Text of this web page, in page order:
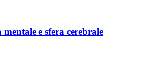
e sfera cerebrale